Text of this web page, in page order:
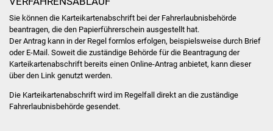
Bürger & Service
Was erledige ich wo
Dienstleistungen
Sie können die Karteikartenabschrift bei der Fahrerlaubnisbehörde
beantragen, die den Papierführerschein ausgestellt hat.
Der Antrag kann in der Regel formlos erfolgen, beispielsweise durch Brief
oder E-Mail. Soweit die zuständige Behörde für die Beantragung der
Karteikartenabschrift bereits einen Online-Antrag anbietet, kann dieser
über den Link genutzt werden.
Die Karteikartenabschrift wird im Regelfall direkt an die zuständige
Fahrerlaubnisbehörde gesendet.